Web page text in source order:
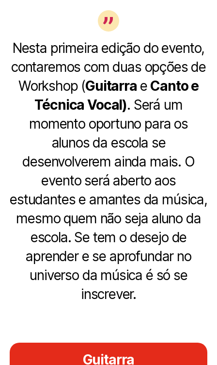
Nesta primeira edição do evento,
contaremos com duas opções de
Workshop (Guitarra e Canto e
Técnica Vocal). Será um
momento oportuno para os
alunos da escola se
desenvolverem ainda mais. O
evento será aberto aos
estudantes e amantes da música,
mesmo quem não seja aluno da
escola. Se tem o desejo de
aprender e se aprofundar no
universo da música é só se
inscrever.
Guitarra